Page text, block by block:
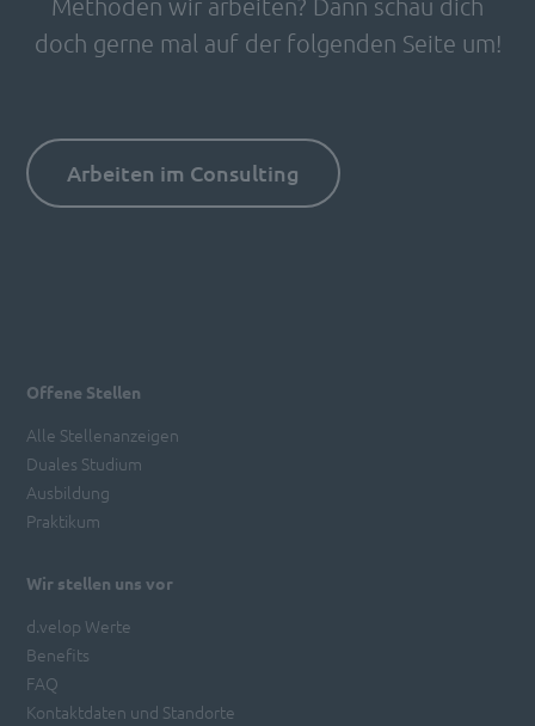
Methoden wir arbeiten? Dann schau dich
doch gerne mal auf der folgenden Seite um!
Arbeiten im Consulting
Offene Stellen
Alle Stellenanzeigen
Duales Studium
Ausbildung
Praktikum
Wir stellen uns vor
d.velop Werte
Benefits
FAQ
Kontaktdaten und Standorte